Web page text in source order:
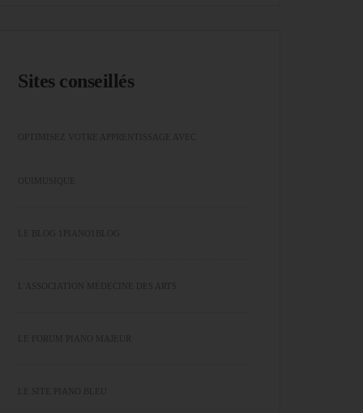
Sites conseillés
OPTIMISEZ VOTRE APPRENTISSAGE AVEC
OUIMUSIQUE
L'ASSOCIATION MÉDECINE DES ARTS
LE FORUM PIANO MAJEUR
LE SITE PIANO BLEU